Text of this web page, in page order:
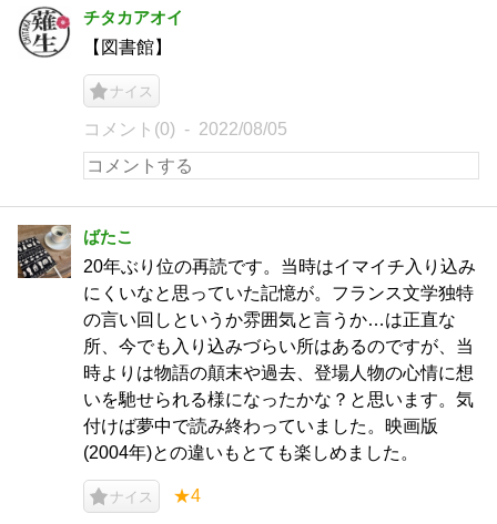
チタカアオイ
【図書館】
ナイス
コメント(0) 2022/08/05
ばたこ
20年ぶり位の再読です。当時はイマイチ入り込み
にくいなと思っていた記憶が。フランス文学独特
の言い回しというか雰囲気と言うか…は正直な
所、今でも入り込みづらい所はあるのですが、当
時よりは物語の顛末や過去、登場人物の心情に想
いを馳せられる様になったかな？と思います。気
付けば夢中で読み終わっていました。映画版
(2004年)との違いもとても楽しめました。
ナイス ★4